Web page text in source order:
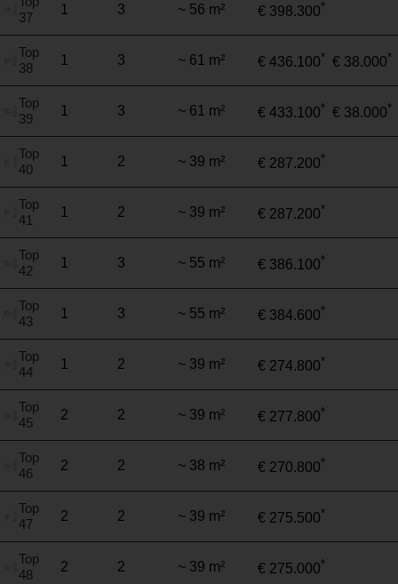
37
1 3 ~ 56 m² € 398.300*
Top
38
1 3 ~ 61 m² € 436.100* € 38.000*
Top
39
1 3 ~ 61 m² € 433.100* € 38.000*
Top
40
1 2 ~ 39 m² € 287.200*
Top
41
1 2 ~ 39 m² € 287.200*
Top
42
1 3 ~ 55 m² € 386.100*
Top
43
1 3 ~ 55 m² € 384.600*
Top
44
1 2 ~ 39 m² € 274.800*
Top
45
2 2 ~ 39 m² € 277.800*
Top
46
2 2 ~ 38 m² € 270.800*
Top
47
2 2 ~ 39 m² € 275.500*
Top
48
2 2 ~ 39 m² € 275.000*